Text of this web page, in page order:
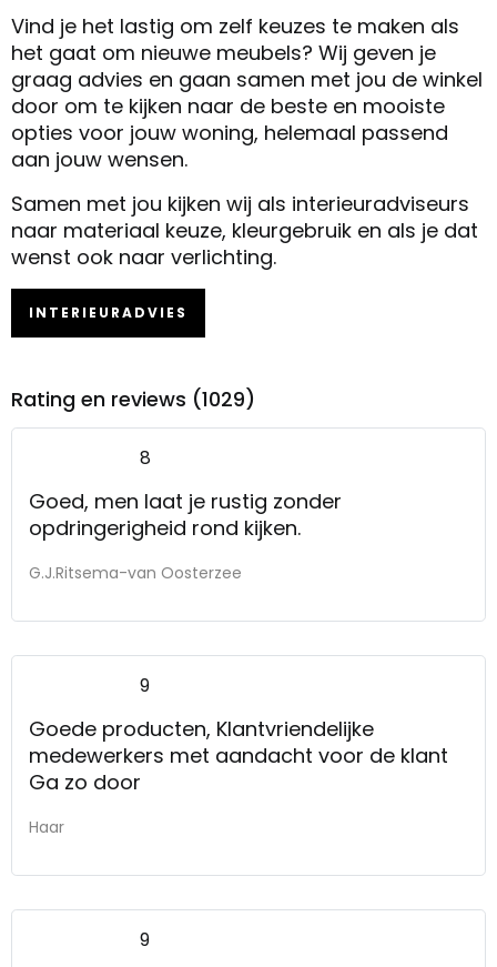
Vind je het lastig om zelf keuzes te maken als
het gaat om nieuwe meubels? Wij geven je
graag advies en gaan samen met jou de winkel
door om te kijken naar de beste en mooiste
opties voor jouw woning, helemaal passend
aan jouw wensen.
Samen met jou kijken wij als interieuradviseurs
naar materiaal keuze, kleurgebruik en als je dat
wenst ook naar verlichting.
INTERIEURADVIES
Rating en reviews (1029)
8
Goed, men laat je rustig zonder
opdringerigheid rond kijken.
G.J.Ritsema-van Oosterzee
9
Goede producten, Klantvriendelijke
medewerkers met aandacht voor de klant
Ga zo door
Haar
9